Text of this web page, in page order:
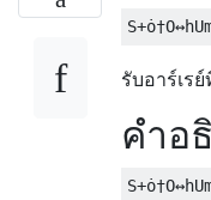
รับอาร์เร
คำอ